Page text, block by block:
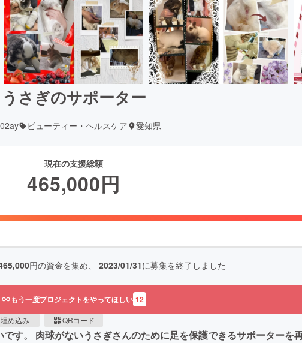
うさぎのサポーター
ビューティー・ヘルスケア 愛知県
現在の支援総額
465,000円
円の資金を集め、 2023/01/31に募集を終了しました
もう一度プロジェクトをやってほしい 12
埋め込み QRコード
す。 肉球がないうさぎさんのために足を保護できるサポーターを